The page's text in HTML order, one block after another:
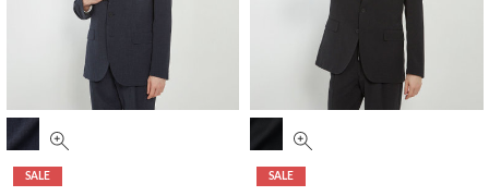
SALE SALE